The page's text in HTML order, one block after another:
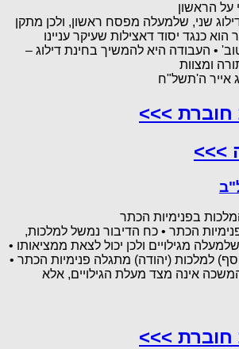
על הראשון
שני, שלמעלה מפסח ראשון, ולכן מתקן
הוא כנגד יסוד דאצילות שעיקר עניינו
• העבודה היא להמשיך בחינת דילוג –
ומצוות
אייר ה'תשל"ח
חוברת >>>
>>>
בפנימיות הכתר
הכתר • כח הדיבור נמשל למלכות,
מגילויים ולכן יכול לצאת ממציאותו •
למלכות (יהודה) מתגלה פנימיות הכתר •
אינה מצד מעלת הגילויים, אלא
חוברת >>>